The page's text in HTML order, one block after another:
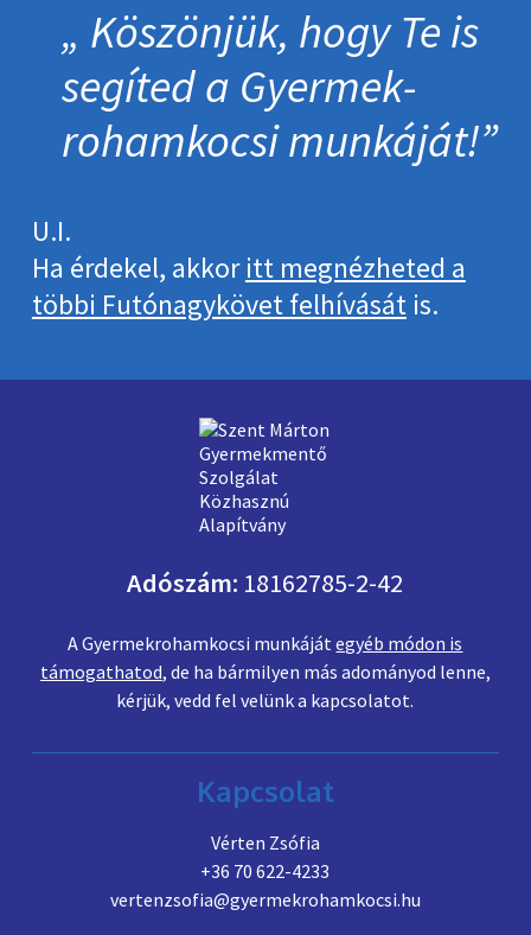
Köszönjük, hogy Te is
segíted a Gyermek­
roham­kocsi munkáját!
U.I.
Ha érdekel, akkoritt megnézheted a
többi Futónagykövet felhívásátis.
Adószám: 18162785-2-42
A Gyermekrohamkocsi munkájátegyéb módon is
támogathatod, de ha bármilyen más adományod lenne,
kérjük, vedd fel velünk a kapcsolatot.
Kapcsolat
Vérten Zsófia
+36 70 622-4233
vertenzsofia@gyermekrohamkocsi.hu